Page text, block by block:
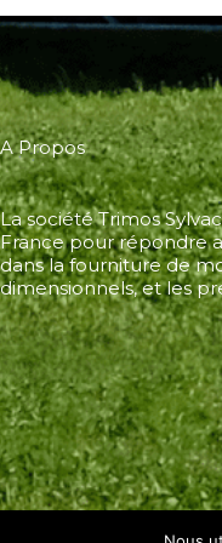
A Propos
La société Trimos
France pour répondre
dans la fourniture de
dimensionnels, et les